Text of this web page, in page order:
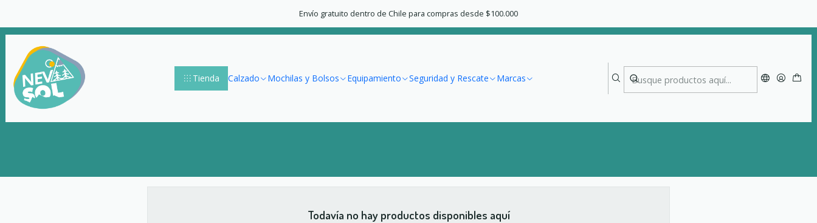
Tienda Calzado Mochilas y Bolsos Equipamiento Seguridad y Rescate Marcas
Envío gratuito dentro de Chile para compras desde $100.000
Inicio Vestuario Mujer Chaquetas Relleno Sintético
Relleno Sintético
Todavía no hay productos disponibles aquí